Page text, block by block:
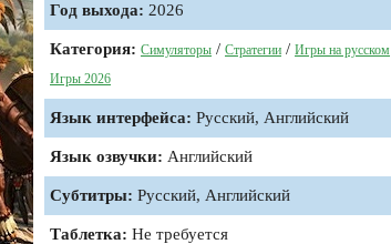
Год выхода: 2026
Категория: Симуляторы / Стратегии / Игры на русском
Игры 2026
Язык интерфейса: Русский, Английский
Язык озвучки: Английский
Субтитры: Русский, Английский
Таблетка: Не требуется